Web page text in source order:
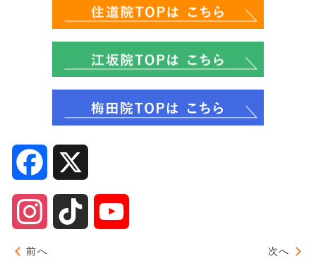
Facebook
InstagramTikTok
前へ 次へ